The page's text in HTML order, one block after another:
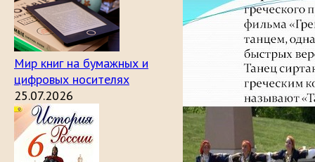
Мир книг на бумажных и
цифровых носителях
25.07.2026